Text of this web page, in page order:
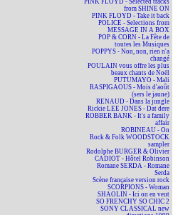
PINK FLOYD - Selected tracks
from SHINE ON
PINK FLOYD - Take it back
POLICE - Selections from
MESSAGE IN A BOX
POP & CORN - La Fête de
toutes les Musiques
POPPYS - Non, non, rien n'a
changé
POULAIN vous offre les plus
beaux chants de Noël
PUTUMAYO - Mali
RASPIGAOUS - Mois d'août
(sers le jaune)
RENAUD - Dans la jungle
Rickie LEE JONES - Dat dere
ROBBER BANK - It's a family
affair
ROBINEAU - On
Rock & Folk WOODSTOCK
sampler
Rodolphe BURGER & Olivier
CADIOT - Hôtel Robinson
Romane SERDA - Romane
Serda
Scène française version rock
SCORPIONS - Woman
SHAOLIN - Ici on en veut
SO FRENCHY SO CHIC 2
SONY CLASSICAL new